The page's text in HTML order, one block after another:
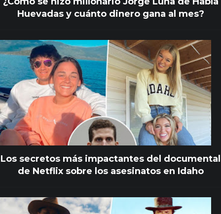
Huevadas y cuánto dinero gana al mes?
Los secretos más impactantes del documental
de Netflix sobre los asesinatos en Idaho